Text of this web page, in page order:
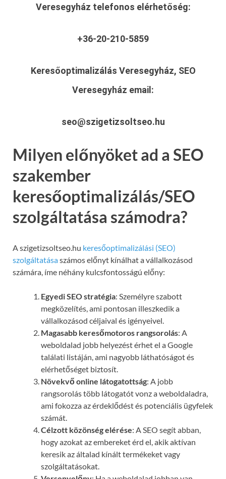
Veresegyház telefonos elérhetőség:
+36-20-210-5859
Keresőoptimalizálás Veresegyház, SEO
Veresegyház email:
seo@szigetizsoltseo.hu
Milyen előnyöket ad a SEO
szakember
keresőoptimalizálás/SEO
szolgáltatása számodra?
A szigetizsoltseo.hu keresőoptimalizálási (SEO)
szolgáltatásaszámos előnyt kínálhat a vállalkozásod
számára, íme néhány kulcsfontosságú előny:
Egyedi SEO stratégia: Személyre szabott
megközelítés, ami pontosan illeszkedik a
vállalkozásod céljaival és igényeivel.
Magasabb keresőmotoros rangsorolás: A
weboldalad jobb helyezést érhet el a Google
találati listáján, ami nagyobb láthatóságot és
elérhetőséget biztosít.
Növekvő online látogatottság: A jobb
rangsorolás több látogatót vonz a weboldaladra,
ami fokozza az érdeklődést és potenciális ügyfelek
számát.
Célzott közönség elérése: A SEO segít abban,
hogy azokat az embereket érd el, akik aktívan
keresik az általad kínált termékeket vagy
szolgáltatásokat.